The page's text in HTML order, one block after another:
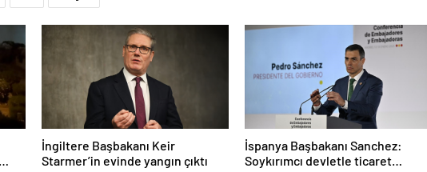
İngiltere Başbakanı Keir
Starmer’in evinde yangın çıktı
İspanya Başbakanı Sanchez:
Soykırımcı devletle ticaret